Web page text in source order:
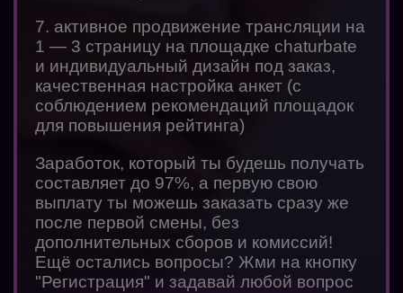
7. активное продвижение трансляции на
1 — 3 страницу на площадке chaturbate
и индивидуальный дизайн под заказ,
качественная настройка анкет (с
соблюдением рекомендаций площадок
для повышения рейтинга)
Заработок, который ты будешь получать
составляет до 97%, а первую свою
выплату ты можешь заказать сразу же
после первой смены, без
дополнительных сборов и комиссий!
Ещё остались вопросы? Жми на кнопку
"Регистрация" и задавай любой вопрос